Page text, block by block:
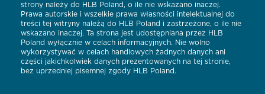
strony należy do HLB Poland, o ile nie wskazano inaczej.
Prawa autorskie i wszelkie prawa własności intelektualnej do
treści tej witryny należą do HLB Poland i zastrzeżone, o ile nie
wskazano inaczej. Ta strona jest udostępniana przez HLB
Poland wyłącznie w celach informacyjnych. Nie wolno
wykorzystywać w celach handlowych żadnych danych ani
części jakichkolwiek danych prezentowanych na tej stronie,
bez uprzedniej pisemnej zgody HLB Poland.